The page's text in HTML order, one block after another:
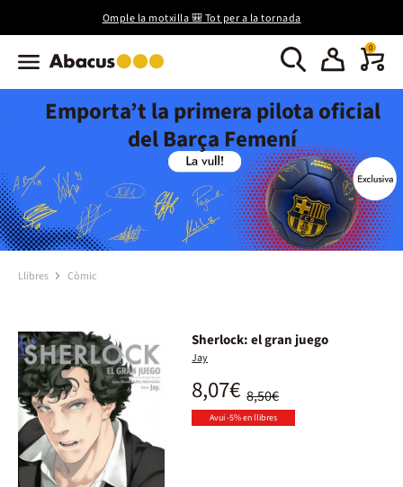
Omple la motxilla 🎒 Tot per a la tornada
0
Emporta’t la primera pilota oficial
del Barça Femení
Llibres Còmic
Sherlock: el gran juego
Jay
8,50€
8,07€
Avui -5% en llibres